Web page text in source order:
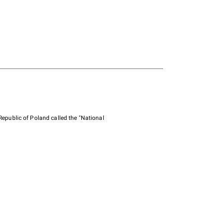
of Poland called the "National